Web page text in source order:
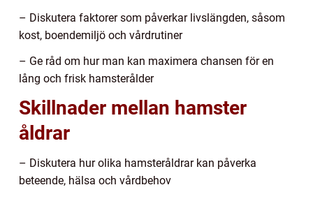
– Diskutera faktorer som påverkar livslängden, såsom
kost, boendemiljö och vårdrutiner
– Ge råd om hur man kan maximera chansen för en
lång och frisk hamsterålder
Skillnader mellan hamster
åldrar
– Diskutera hur olika hamsteråldrar kan påverka
beteende, hälsa och vårdbehov